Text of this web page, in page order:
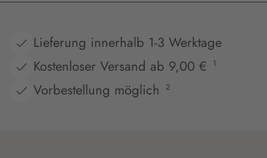
Lieferung innerhalb 1-3 Werktage
Kostenloser Versand ab 9,00 €
1
Vorbestellung möglich 2